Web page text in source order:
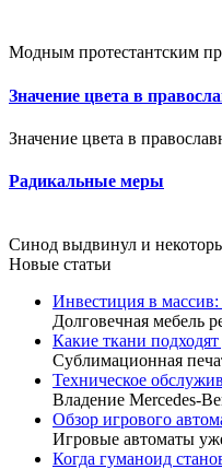
Модным протестантским
Значение цвета в
Значение цвета в
Радикальные меры
Синод выдвинул и
Новые статьи
Инвестиция в
Долговечная мебель
Какие ткани
Сублимационная
Техническое
Владение Mercedes-
Обзор игрового
Игровые автоматы
Когда гуманоид